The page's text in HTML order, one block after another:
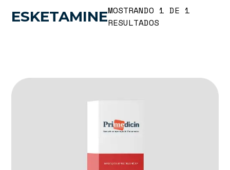
ESKETAMINEMOSTRANDO 1 DE 1
RESULTADOS